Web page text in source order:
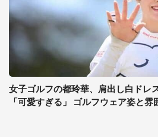
女子ゴルフの都玲華、肩出し白ドレ
「可愛すぎる」 ゴルフウェア姿と雰